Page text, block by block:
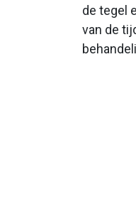
de tegel
van de